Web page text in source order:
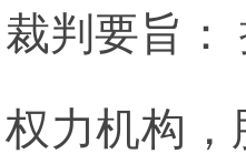
裁判要旨：
权力机构